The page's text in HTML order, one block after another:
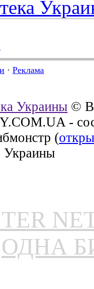
· Реклама
Украины ©
-
(
Украины
ОДНА